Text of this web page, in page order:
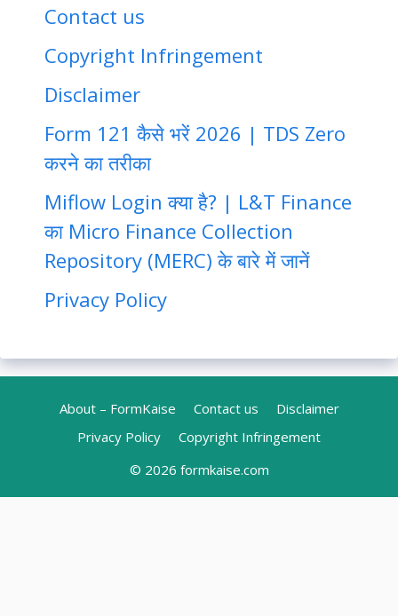
Contact us
Copyright Infringement
Disclaimer
Form 121 कैसे भरें 2026 | TDS Zero
करने का तरीका
Miflow Login क्या है? | L&T Finance
का Micro Finance Collection
Repository (MERC) के बारे में जानें
Privacy Policy
About – FormKaise Contact us
Disclaimer
Privacy Policy
Copyright Infringement
© 2026 formkaise.com